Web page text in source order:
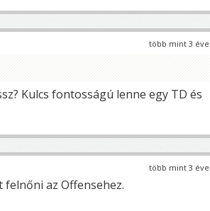
több mint 3 éve
Kulcs fontosságú lenne egy TD és
több mint 3 éve
az Offensehez.